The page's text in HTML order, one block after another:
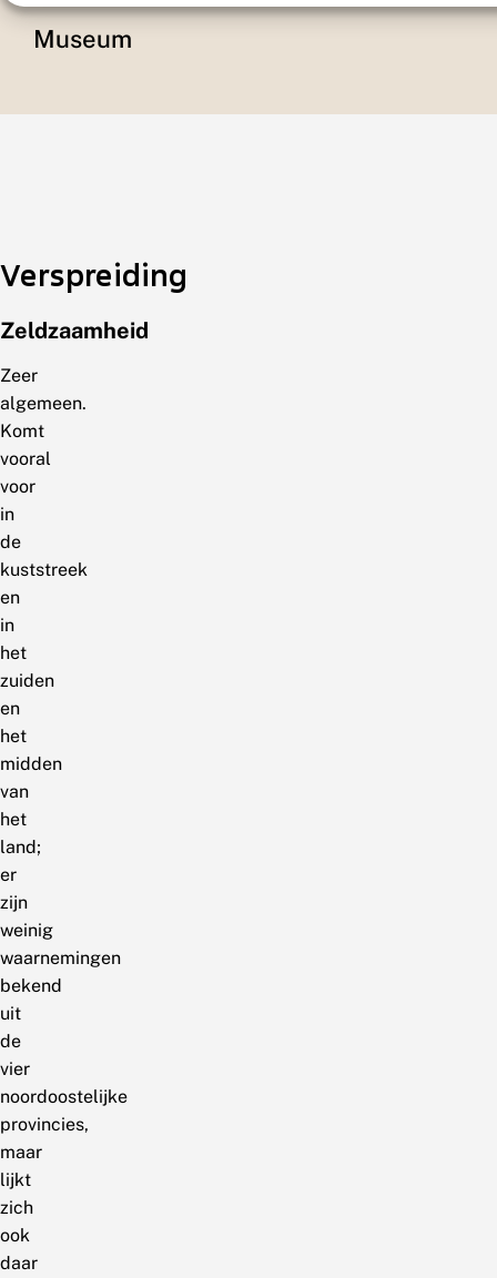
Museum
Verspreiding
Zeldzaamheid
Zeer
algemeen.
Komt
vooral
voor
in
de
kuststreek
en
in
het
zuiden
en
het
midden
van
het
land;
er
zijn
weinig
waarnemingen
bekend
uit
de
vier
noordoostelijke
provincies,
maar
lijkt
zich
ook
daar